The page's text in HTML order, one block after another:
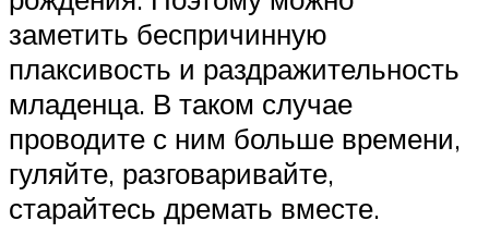
заметить беспричинную
плаксивость и раздражительность
младенца. В таком случае
проводите с ним больше времени,
гуляйте, разговаривайте,
старайтесь дремать вместе.